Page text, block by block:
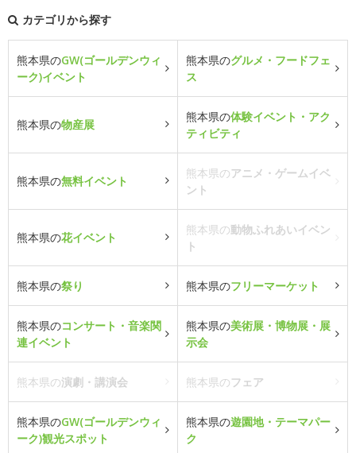
カテゴリから探す
熊本県のGW(ゴールデンウィ
ーク)イベント
熊本県のグルメ・フードフェ
ス
熊本県の物産展
熊本県の体験イベント・アク
ティビティ
熊本県の無料イベント
熊本県のアニメ・ゲームイベ
ント
熊本県の花イベント
熊本県の動物ふれあいイベン
ト
熊本県の祭り 熊本県のフリーマーケット
熊本県のコンサート・音楽関
連イベント
熊本県の美術展・博物展・展
示会
熊本県の演劇・講演会 熊本県のフェア
熊本県のGW(ゴールデンウィ
ーク)観光スポット
熊本県の遊園地・テーマパー
ク